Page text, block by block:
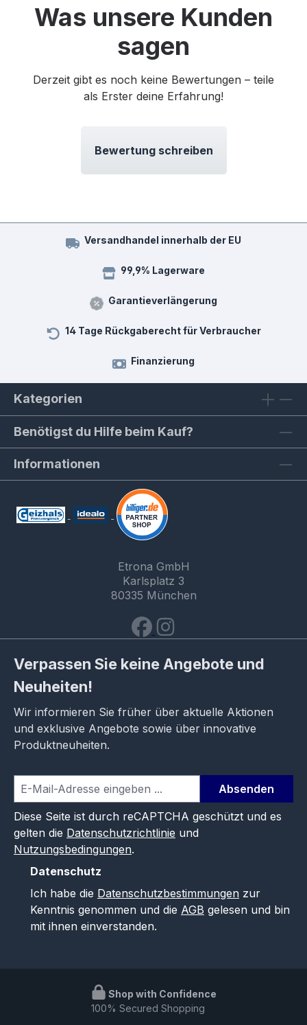
Was unsere Kunden
sagen
Derzeit gibt es noch keine Bewertungen – teile
als Erster deine Erfahrung!
Bewertung schreiben
Versandhandel innerhalb der EU
99,9% Lagerware
Garantieverlängerung
14 Tage Rückgaberecht für Verbraucher
Finanzierung
Kategorien
Benötigst du Hilfe beim Kauf?
Informationen
Etrona GmbH
Karlsplatz 3
80335 München
Verpassen Sie keine Angebote und
Neuheiten!
Wir informieren Sie früher über aktuelle Aktionen
und exklusive Angebote sowie über innovative
Produktneuheiten.
Absenden
Diese Seite ist durch reCAPTCHA geschützt und es
gelten die Datenschutzrichtlinie und
Nutzungsbedingungen.
Datenschutz
Ich habe die Datenschutzbestimmungen zur
Kenntnis genommen und die AGB gelesen und bin
mit ihnen einverstanden.
Shop with Confidence
100% Secured Shopping